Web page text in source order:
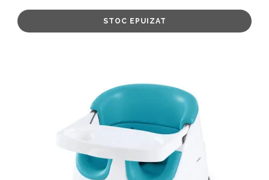
STOC EPUIZAT